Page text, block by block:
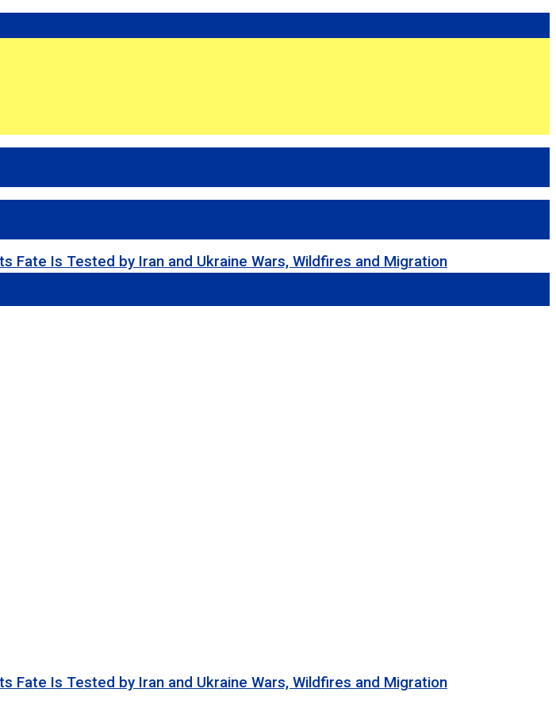
Fate Is Tested by Iran and Ukraine Wars, Wildfires and Migration
Fate Is Tested by Iran and Ukraine Wars, Wildfires and Migration